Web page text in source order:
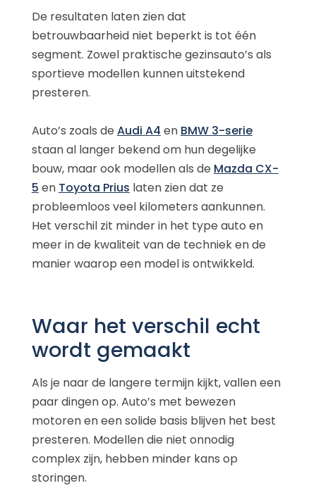
De resultaten laten zien dat
betrouwbaarheid niet beperkt is tot één
segment. Zowel praktische gezinsauto’s als
sportieve modellen kunnen uitstekend
presteren.
Auto’s zoals de Audi A4 en BMW 3-serie
staan al langer bekend om hun degelijke
bouw, maar ook modellen als de Mazda CX-
5 en Toyota Prius laten zien dat ze
probleemloos veel kilometers aankunnen.
Het verschil zit minder in het type auto en
meer in de kwaliteit van de techniek en de
manier waarop een model is ontwikkeld.
Waar het verschil echt
wordt gemaakt
Als je naar de langere termijn kijkt, vallen een
paar dingen op. Auto’s met bewezen
motoren en een solide basis blijven het best
presteren. Modellen die niet onnodig
complex zijn, hebben minder kans op
storingen.